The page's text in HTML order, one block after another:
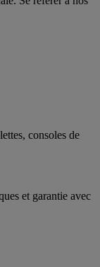
consoles de
et garantie avec